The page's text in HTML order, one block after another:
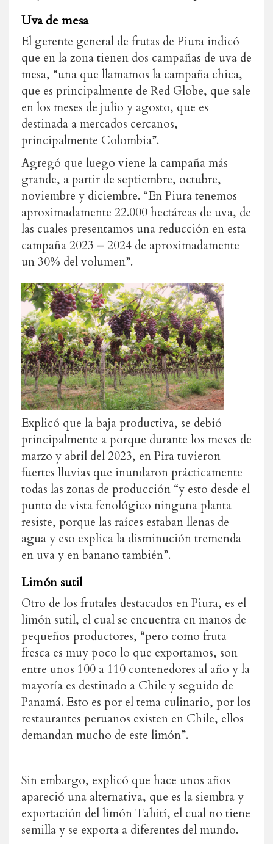
Uva de mesa
El gerente general de frutas de Piura indicó
que en la zona tienen dos campañas de uva de
mesa, “una que llamamos la campaña chica,
que es principalmente de Red Globe, que sale
en los meses de julio y agosto, que es
destinada a mercados cercanos,
principalmente Colombia”.
Agregó que luego viene la campaña más
grande, a partir de septiembre, octubre,
noviembre y diciembre. “En Piura tenemos
aproximadamente 22.000 hectáreas de uva, de
las cuales presentamos una reducción en esta
campaña 2023 – 2024 de aproximadamente
un 30% del volumen”.
Explicó que la baja productiva, se debió
principalmente a porque durante los meses de
marzo y abril del 2023, en Pira tuvieron
fuertes lluvias que inundaron prácticamente
todas las zonas de producción “y esto desde el
punto de vista fenológico ninguna planta
resiste, porque las raíces estaban llenas de
agua y eso explica la disminución tremenda
en uva y en banano también”.
Limón sutil
Otro de los frutales destacados en Piura, es el
limón sutil, el cual se encuentra en manos de
pequeños productores, “pero como fruta
fresca es muy poco lo que exportamos, son
entre unos 100 a 110 contenedores al año y la
mayoría es destinado a Chile y seguido de
Panamá. Esto es por el tema culinario, por los
restaurantes peruanos existen en Chile, ellos
demandan mucho de este limón”.
Sin embargo, explicó que hace unos años
apareció una alternativa, que es la siembra y
exportación del limón Tahití, el cual no tiene
semilla y se exporta a diferentes del mundo.